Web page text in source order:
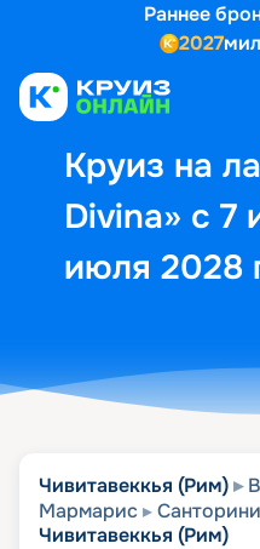
Раннее
2027
Круиз на
Divina» с 7
июля 2028
Чивитавеккья (Рим)
Мармарис
Санторини
Чивитавеккья (Рим)